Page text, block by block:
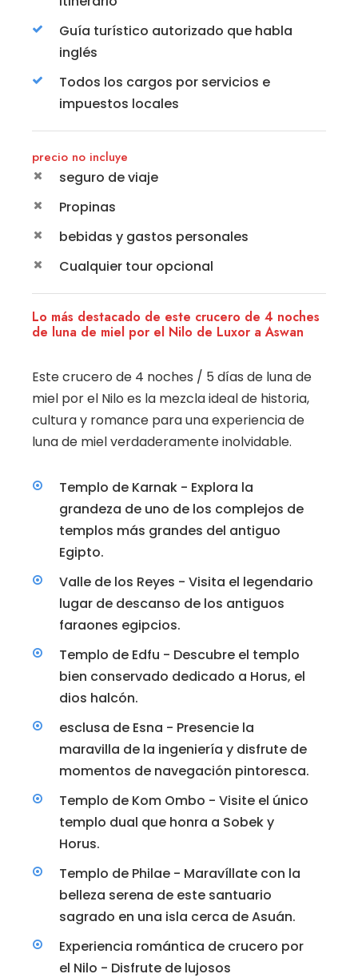
Guía turístico autorizado que habla
inglés
Todos los cargos por servicios e
impuestos locales
precio no incluye
seguro de viaje
Propinas
bebidas y gastos personales
Cualquier tour opcional
Lo más destacado de este crucero de 4 noches
de luna de miel por el Nilo de Luxor a Aswan
Este crucero de 4 noches / 5 días de luna de
miel por el Nilo es la mezcla ideal de historia,
cultura y romance para una experiencia de
luna de miel verdaderamente inolvidable.
Templo de Karnak - Explora la
grandeza de uno de los complejos de
templos más grandes del antiguo
Egipto.
Valle de los Reyes - Visita el legendario
lugar de descanso de los antiguos
faraones egipcios.
Templo de Edfu - Descubre el templo
bien conservado dedicado a Horus, el
dios halcón.
esclusa de Esna - Presencie la
maravilla de la ingeniería y disfrute de
momentos de navegación pintoresca.
Templo de Kom Ombo - Visite el único
templo dual que honra a Sobek y
Horus.
Templo de Philae - Maravíllate con la
belleza serena de este santuario
sagrado en una isla cerca de Asuán.
Experiencia romántica de crucero por
el Nilo - Disfrute de lujosos